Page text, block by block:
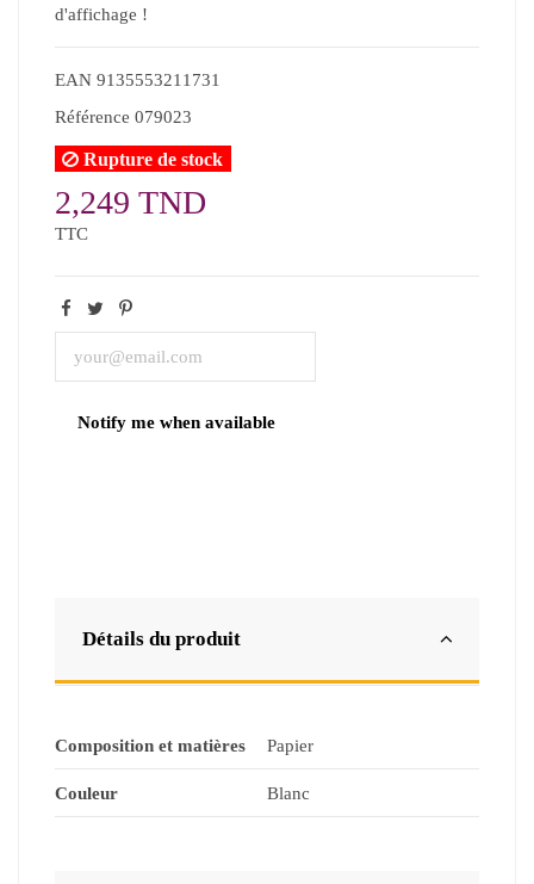
d'affichage !
EAN 9135553211731
Référence 079023
Rupture de stock
2,249 TND
TTC
Détails du produit
Composition et matières Papier
Couleur Blanc